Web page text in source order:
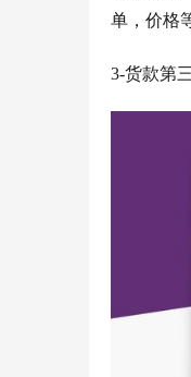
单，价格
3-货款第